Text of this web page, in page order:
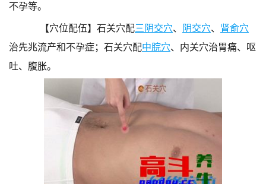
不孕等。
【穴位配伍】石关穴配三阴交穴、 阴交穴、 肾俞穴
治先兆流产和不孕症；石关穴配中脘穴、内关穴治胃痛、呕
吐、腹胀。